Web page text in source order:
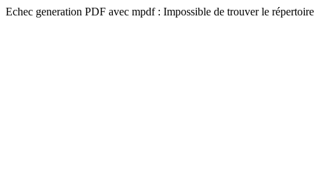
Echec generation PDF avec mpdf : Impossible de trouver le